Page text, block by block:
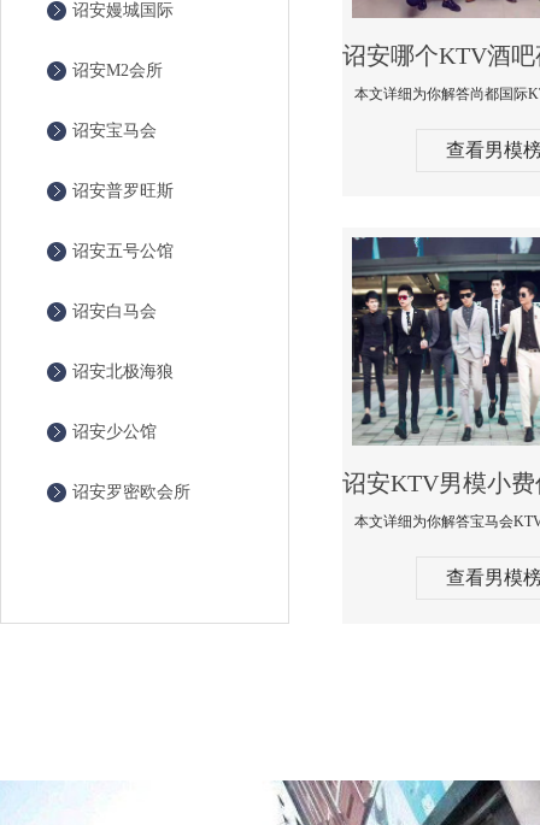
诏安嫚城国际
诏安M2会所
诏安宝马会
诏安普罗旺斯
诏安五号公馆
诏安白马会
诏安北极海狼
诏安少公馆
诏安罗密欧会所
查看男模
查看男模